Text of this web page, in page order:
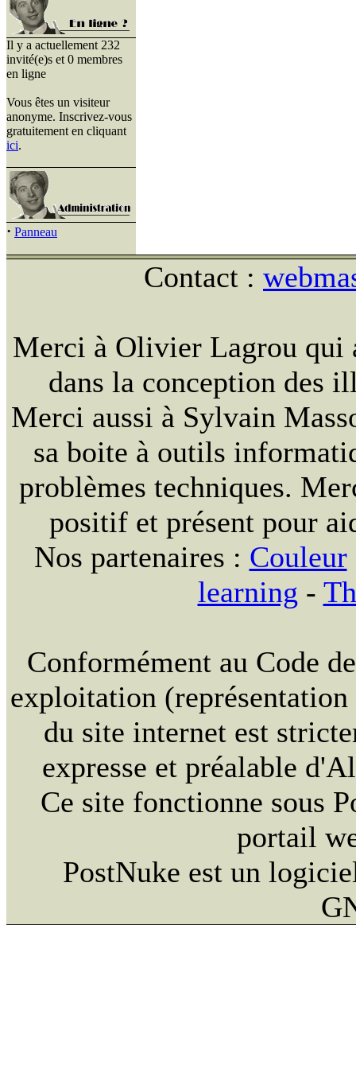
Il y a actuellement 232
invité(e)s et 0 membres
en ligne
Vous êtes un visiteur
anonyme. Inscrivez-vous
gratuitement en cliquant
ici.
· Panneau
Contact :
Merci à Olivier Lagrou qui
dans la conception des
Merci aussi à Sylvain
sa boite à outils
problèmes techniques.
positif et présent pour
Nos partenaires : Couleur
learning -
Conformément au Code
exploitation
du site internet est
expresse et préalable
Ce site fonctionne sous
portail
PostNuke est un